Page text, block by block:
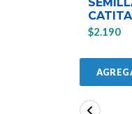
$2.190